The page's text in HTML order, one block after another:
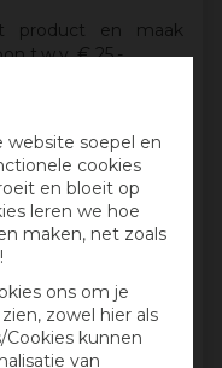
website soepel en
cookies
en bloeit op
leren we hoe
maken, net zoals
ons om je
zowel hier als
kunnen
van
product en maak
t.w.v. € 25,-